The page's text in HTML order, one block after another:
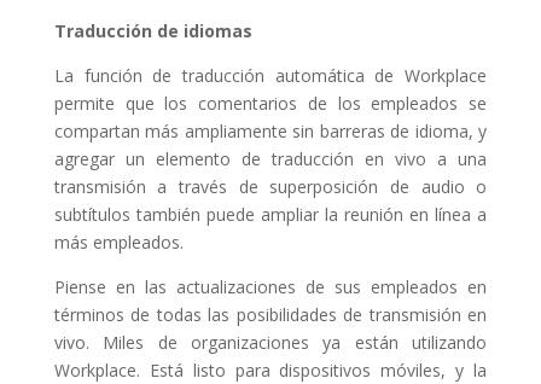
Traducción de idiomas
La función de traducción automática de Workplace
permite que los comentarios de los empleados se
compartan más ampliamente sin barreras de idioma, y
​​agregar un elemento de traducción en vivo a una
transmisión a través de superposición de audio o
subtítulos también puede ampliar la reunión en línea a
más empleados.
Piense en las actualizaciones de sus empleados en
términos de todas las posibilidades de transmisión en
vivo. Miles de organizaciones ya están utilizando
Workplace. Está listo para dispositivos móviles, y la